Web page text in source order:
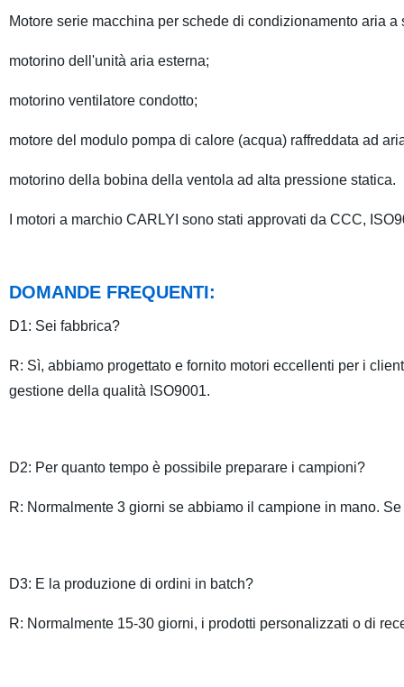
Motore serie macchina per schede di condizionamento aria
motorino dell'unità aria esterna;
motorino ventilatore condotto;
motore del modulo pompa di calore (acqua) raffreddata ad
motorino della bobina della ventola ad alta pressione statica.
I motori a marchio CARLYI sono stati approvati da CCC,
DOMANDE FREQUENTI:
D1: Sei fabbrica?
R: Sì, abbiamo progettato e fornito motori eccellenti per i
gestione della qualità ISO9001.
D2: Per quanto tempo è possibile preparare i campioni?
R: Normalmente 3 giorni se abbiamo il campione in mano.
D3: E la produzione di ordini in batch?
R: Normalmente 15-30 giorni, i prodotti personalizzati o di